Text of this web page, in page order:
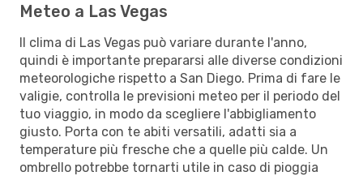
Meteo a Las Vegas
Il clima di Las Vegas può variare durante l'anno,
quindi è importante prepararsi alle diverse condizioni
meteorologiche rispetto a San Diego. Prima di fare le
valigie, controlla le previsioni meteo per il periodo del
tuo viaggio, in modo da scegliere l'abbigliamento
giusto. Porta con te abiti versatili, adatti sia a
temperature più fresche che a quelle più calde. Un
ombrello potrebbe tornarti utile in caso di pioggia